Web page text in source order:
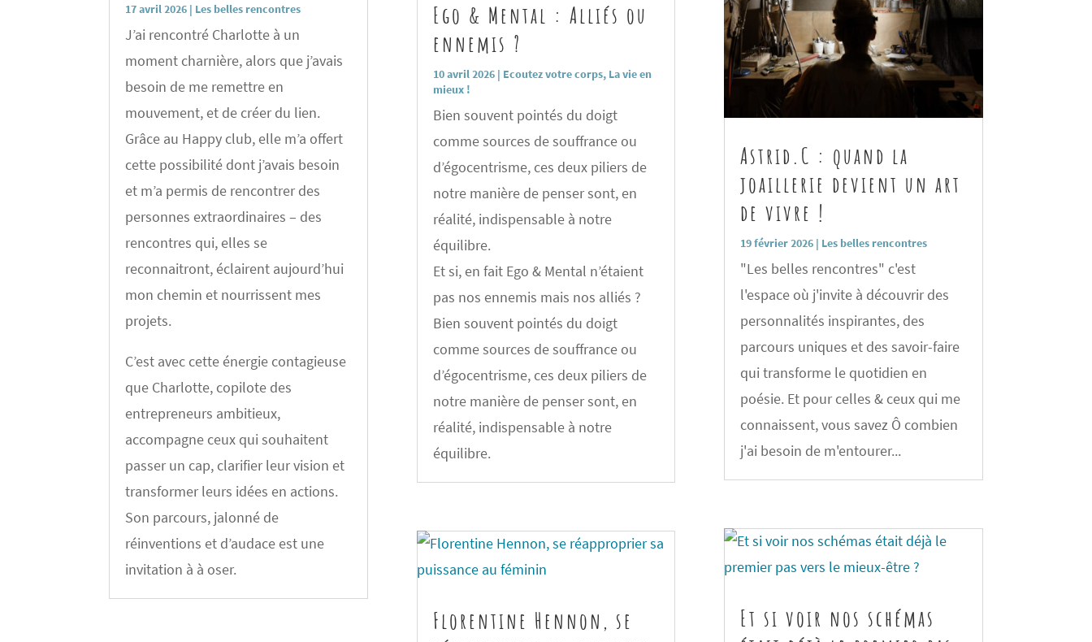
17 avril 2026 | Les belles rencontres
J’ai rencontré Charlotte à un
moment charnière, alors que j’avais
besoin de me remettre en
mouvement, et de créer du lien.
Grâce au Happy club, elle m’a offert
cette possibilité dont j’avais besoin
et m’a permis de rencontrer des
personnes extraordinaires – des
rencontres qui, elles se
reconnaitront, éclairent aujourd’hui
mon chemin et nourrissent mes
projets.
C’est avec cette énergie contagieuse
que Charlotte, copilote des
entrepreneurs ambitieux,
accompagne ceux qui souhaitent
passer un cap, clarifier leur vision et
transformer leurs idées en actions.
Son parcours, jalonné de
réinventions et d’audace est une
invitation à à oser.
Ego & Mental : Alliés ou
ennemis ?
10 avril 2026| Ecoutez votre corps, La vie en
mieux !
Bien souvent pointés du doigt
comme sources de souffrance ou
d’égocentrisme, ces deux piliers de
notre manière de penser sont, en
réalité, indispensable à notre
équilibre.
Et si, en fait Ego & Mental n’étaient
pas nos ennemis mais nos alliés ?
Bien souvent pointés du doigt
comme sources de souffrance ou
d’égocentrisme, ces deux piliers de
notre manière de penser sont, en
réalité, indispensable à notre
équilibre.
Florentine Hennon, se
Astrid.C : quand la
joaillerie devient un art
de vivre !
19 février 2026| Les belles rencontres
"Les belles rencontres" c'est
l'espace où j'invite à découvrir des
personnalités inspirantes, des
parcours uniques et des savoir-faire
qui transforme le quotidien en
poésie. Et pour celles & ceux qui me
connaissent, vous savez Ô combien
j'ai besoin de m'entourer...
Et si voir nos schémas